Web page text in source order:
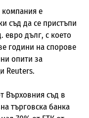
компания е
съд да се пристъпи
евро дълг, с което
години на спорове
опити за
Reuters.
Върховния съд в
търговска банка